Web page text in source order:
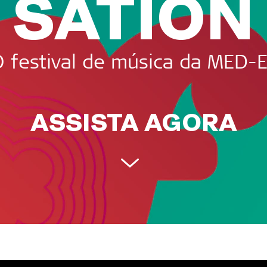
festival de música da MED-
ASSISTA AGORA